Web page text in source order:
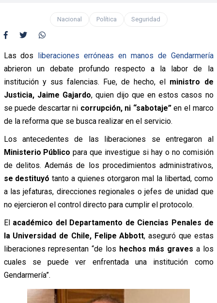
Nacional Política Seguridad
Las dos liberaciones erróneas en manos de Gendarmería
abrieron un debate profundo respecto a la labor de la
institución y sus falencias. Fue, de hecho, el ministro de
Justicia, Jaime Gajardo, quien dijo que en estos casos no
se puede descartar ni corrupción, ni “sabotaje”en el marco
de la reforma que se busca realizar en el servicio.
Los antecedentes de las liberaciones se entregaron al
Ministerio Público para que investigue si hay o no comisión
de delitos. Además de los procedimientos administrativos,
se destituyó tanto a quienes otorgaron mal la libertad, como
a las jefaturas, direcciones regionales o jefes de unidad que
no ejercieron el control directo para cumplir el protocolo.
El académico del Departamento de Ciencias Penales de
la Universidad de Chile, Felipe Abbott, aseguró que estas
liberaciones representan “de los hechos más graves a los
cuales se puede ver enfrentada una institución como
Gendarmería”.